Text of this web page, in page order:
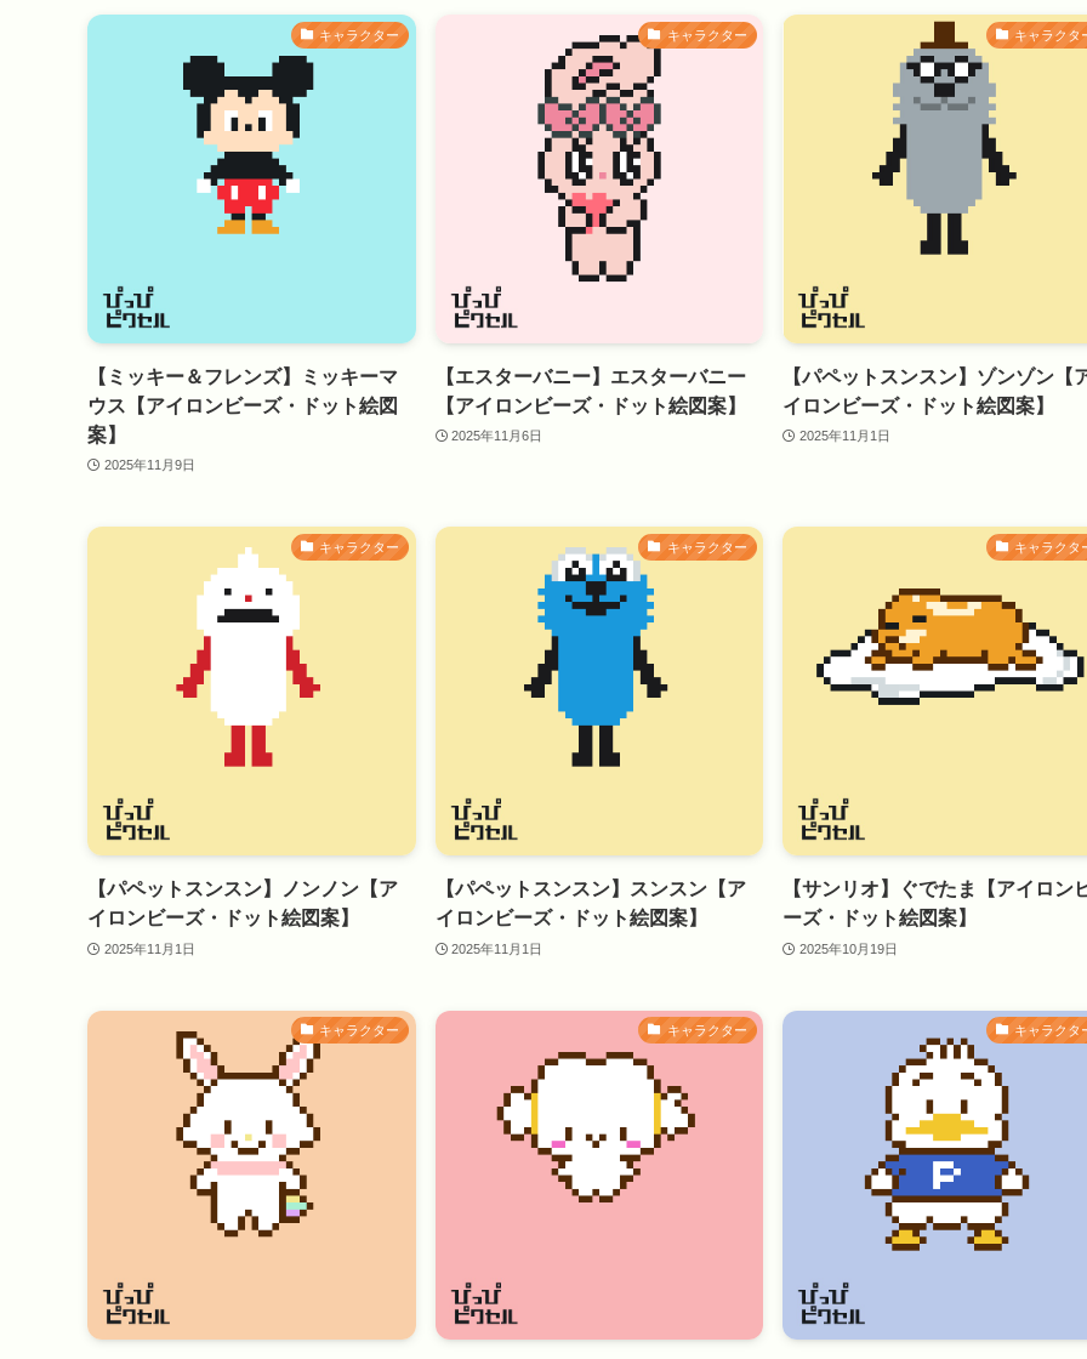
キャラクター
【ミッキー＆フレンズ】ミッキーマ
ウス【アイロンビーズ・ドット絵図
案】
2025年11月9日
キャラクター
【エスターバニー】エスターバニー
【アイロンビーズ・ドット絵図案】
2025年11月6日
キャラクタ
【パペットスンスン】ゾンゾン【
イロンビーズ・ドット絵図案】
2025年11月1日
キャラクター
【パペットスンスン】ノンノン【ア
イロンビーズ・ドット絵図案】
2025年11月1日
キャラクター
【パペットスンスン】スンスン【ア
イロンビーズ・ドット絵図案】
2025年11月1日
キャラクタ
【サンリオ】ぐでたま【アイロン
ーズ・ドット絵図案】
2025年10月19日
キャラクター キャラクター キャラクタ